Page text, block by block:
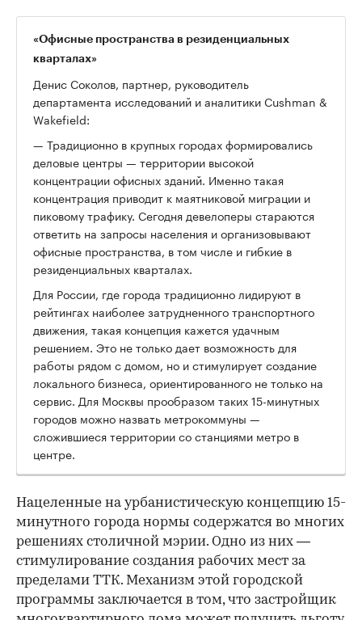
«Офисные пространства в резиденциальных
кварталах»
Денис Соколов, партнер, руководитель
департамента исследований и аналитики Cushman &
Wakefield:
— Традиционно в крупных городах формировались
деловые центры — территории высокой
концентрации офисных зданий. Именно такая
концентрация приводит к маятниковой миграции и
пиковому трафику. Сегодня девелоперы стараются
ответить на запросы населения и организовывают
офисные пространства, в том числе и гибкие в
резиденциальных кварталах.
Для России, где города традиционно лидируют в
рейтингах наиболее затрудненного транспортного
движения, такая концепция кажется удачным
решением. Это не только дает возможность для
работы рядом с домом, но и стимулирует создание
локального бизнеса, ориентированного не только на
сервис. Для Москвы прообразом таких 15-минутных
городов можно назвать метрокоммуны —
сложившиеся территории со станциями метро в
центре.
Нацеленные на урбанистическую концепцию 15-
минутного города нормы содержатся во многих
решениях столичной мэрии. Одно из них —
стимулирование создания рабочих мест за
пределами ТТК. Механизм этой городской
программы заключается в том, что застройщик